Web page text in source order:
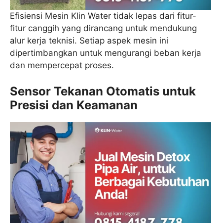
Efisiensi Mesin Klin Water tidak lepas dari fitur-
fitur canggih yang dirancang untuk mendukung
alur kerja teknisi. Setiap aspek mesin ini
dipertimbangkan untuk mengurangi beban kerja
dan mempercepat proses.
Sensor Tekanan Otomatis untuk
Presisi dan Keamanan